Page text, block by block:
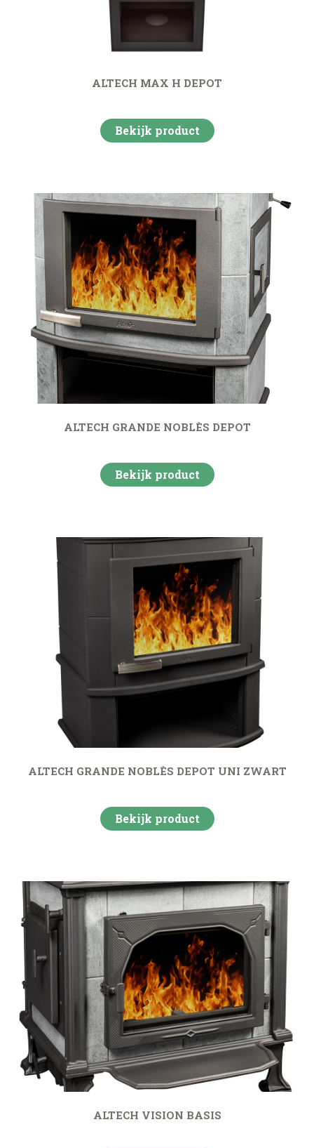
ALTECH MAX H DEPOT
Bekijk product
ALTECH GRANDE NOBLÈS DEPOT
Bekijk product
ALTECH GRANDE NOBLÈS DEPOT UNI ZWART
Bekijk product
ALTECH VISION BASIS